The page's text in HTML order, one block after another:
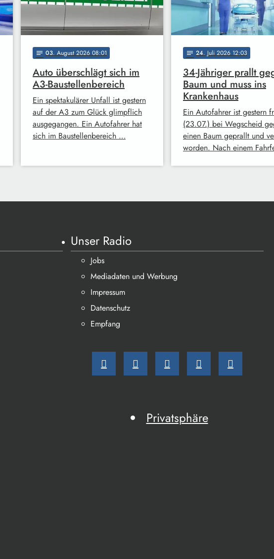
notes 03. August 2026 08:01
Auto überschlägt sich im
A3-Baustellenbereich
Ein spektakulärer Unfall ist gestern
auf der A3 zum Glück glimpflich
ausgegangen. Ein Autofahrer hat
sich im Baustellenbereich …
notes 24. Juli 2026 12:03
34-Jähriger prallt
Baum und muss ins
Krankenhaus
Ein Autofahrer ist gestern
(23.07.) bei Wegscheid
einen Baum geprallt und
worden. Nach einem
Unser Radio
Jobs
Mediadaten und Werbung
Impressum
Datenschutz
Empfang
Privatsphäre